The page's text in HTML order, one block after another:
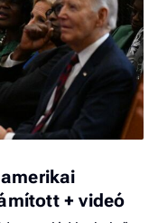
+ videó